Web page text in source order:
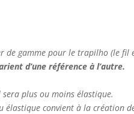
gamme pour le trapilho (le fil
d’une référence à l’autre.
plus ou moins élastique.
convient à la création